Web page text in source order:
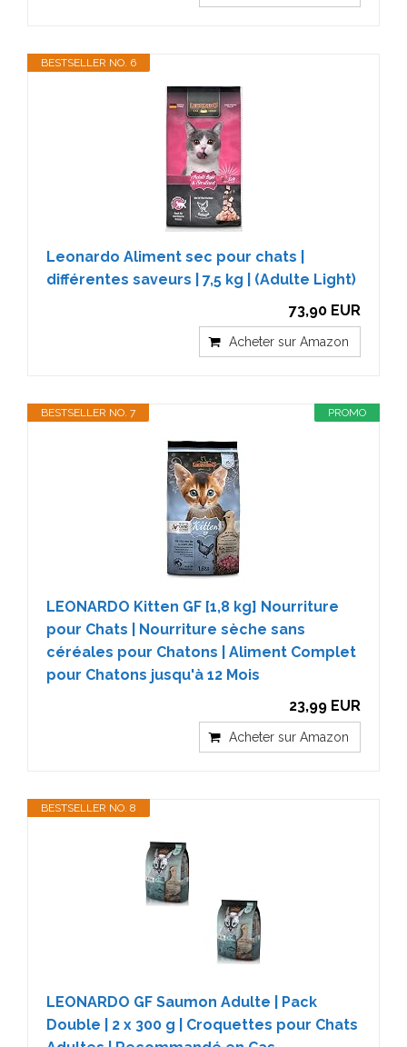
BESTSELLER NO. 6
Leonardo Aliment sec pour chats |
différentes saveurs | 7,5 kg | (Adulte Light)
73,90 EUR
Acheter sur Amazon
PROMO
BESTSELLER NO. 7
LEONARDO Kitten GF [1,8 kg] Nourriture
pour Chats | Nourriture sèche sans
céréales pour Chatons | Aliment Complet
pour Chatons jusqu'à 12 Mois
23,99 EUR
Acheter sur Amazon
BESTSELLER NO. 8
LEONARDO GF Saumon Adulte | Pack
Double | 2 x 300 g | Croquettes pour Chats